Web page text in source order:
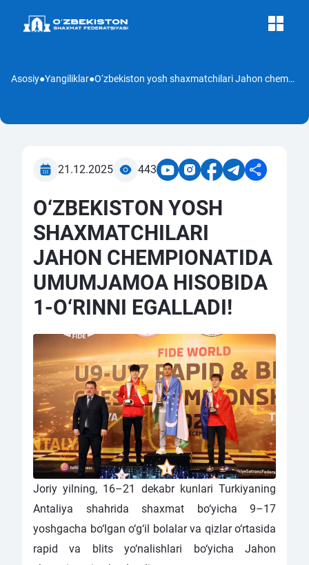
Asosiy●Yangiliklar● O‘zbekiston yosh shaxmatchilari Jahon chempionatida umumjamoa hisobida 1-o‘rinni egalladi!
21.12.2025 443
O‘ZBEKISTON YOSH
SHAXMATCHILARI
JAHON CHEMPIONATIDA
UMUMJAMOA HISOBIDA
1-O‘RINNI EGALLADI!
Joriy yilning, 16–21 dekabr kunlari Turkiyaning
Antaliya shahrida shaxmat bo‘yicha 9–17
yoshgacha bo‘lgan o‘g‘il bolalar va qizlar o‘rtasida
rapid va blits yo‘nalishlari bo‘yicha Jahon